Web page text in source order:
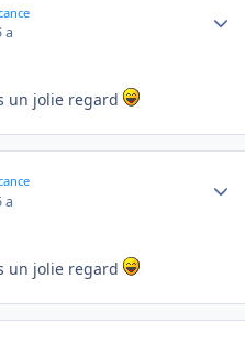
a
un jolie regard
a
un jolie regard